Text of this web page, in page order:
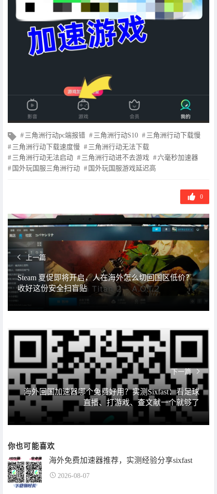
文
章
标
签
三角洲行动pc端报错 三角洲行动S10
三角洲行动下载慢
三角洲行动下载速度慢
三角洲行动无法下载
三角洲行动无法启动
三角洲行动进不去游戏
六毫秒加速器
国外玩国服三角洲行动
国外玩国服游戏延迟高
0
上一篇
Steam 夏促即将开启，人在海外怎么切回国区低价？
收好这份安全扫盲贴
下一篇
海外回国加速器哪个免费好用？实测Sixfast：看足球
直播、打游戏、查文献一个就够了
你也可能喜欢
海外免费加速器推荐，实测经验分享sixfast
2026-08-07